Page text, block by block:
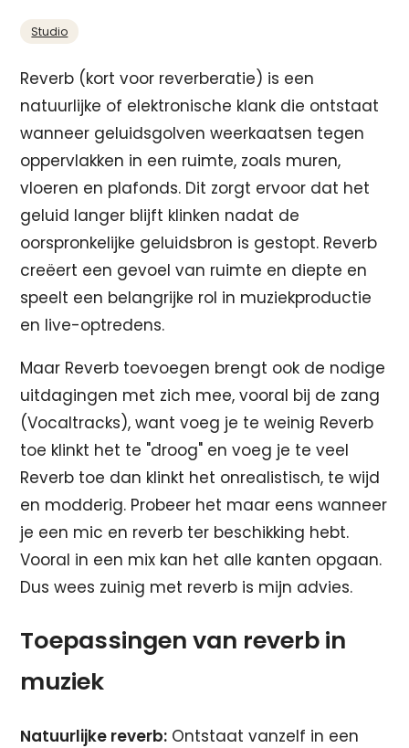
Studio
Reverb (kort voor reverberatie) is een
natuurlijke of elektronische klank die ontstaat
wanneer geluidsgolven weerkaatsen tegen
oppervlakken in een ruimte, zoals muren,
vloeren en plafonds. Dit zorgt ervoor dat het
geluid langer blijft klinken nadat de
oorspronkelijke geluidsbron is gestopt. Reverb
creëert een gevoel van ruimte en diepte en
speelt een belangrijke rol in muziekproductie
en live-optredens.
Maar Reverb toevoegen brengt ook de nodige
uitdagingen met zich mee, vooral bij de zang
(Vocaltracks), want voeg je te weinig Reverb
toe klinkt het te "droog" en voeg je te veel
Reverb toe dan klinkt het onrealistisch, te wijd
en modderig. Probeer het maar eens wanneer
je een mic en reverb ter beschikking hebt.
Vooral in een mix kan het alle kanten opgaan.
Dus wees zuinig met reverb is mijn advies.
Toepassingen van reverb in
muziek
Natuurlijke reverb: Ontstaat vanzelf in een